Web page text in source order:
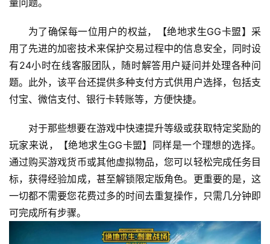
量问题。
为了确保每一位用户的权益，【绝地求生GG卡盟】采
用了先进的加密技术来保护交易过程中的信息安全，同时设
有24小时在线客服团队，随时解答用户疑问并处理各种问
题。此外，该平台还提供多种支付方式供用户选择，包括支
付宝、微信支付、银行卡转账等，方便快捷。
对于那些想要在游戏中快速提升等级或获取特定奖励的
玩家来说，【绝地求生GG卡盟】同样是一个理想的选择。
通过购买游戏货币或其他虚拟物品，您可以轻松完成任务目
标，获得经验加成，甚至解锁限定版角色。更重要的是，这
一切都不需要您花费过多的时间去重复操作，只需几分钟即
可完成所有步骤。